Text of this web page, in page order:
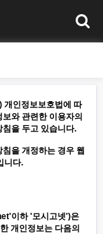
개인정보보호법에 따
와 관련한 이용자의
을 두고 있습니다.
을 개정하는 경우 웹
니다.
'이하 '모시고넷')은
개인정보는 다음의